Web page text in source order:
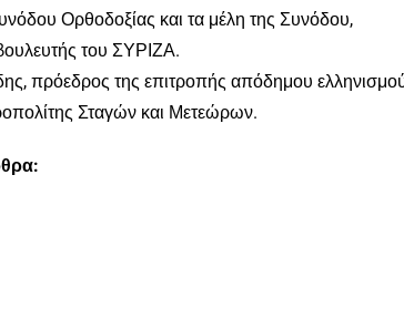
Ορθοδοξίας και τα μέλη της Συνόδου,
του ΣΥΡΙΖΑ.
πρόεδρος της επιτροπής απόδημου
Σταγών και Μετεώρων.